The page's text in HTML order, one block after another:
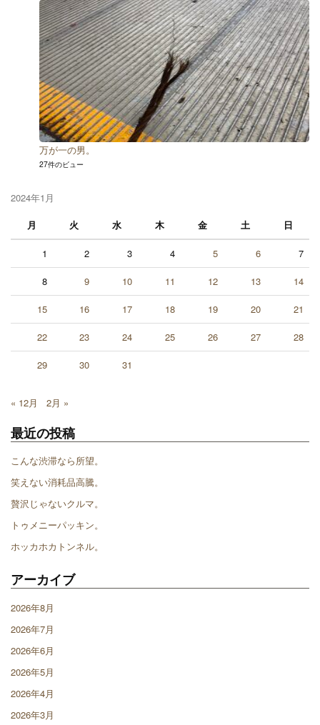
万が一の男。
27件のビュー
2024年1月
月
火 水 木 金 土 日
1 2 3 4 5 6 7
8 9 10 11 12 13 14
15 16 17 18 19 20 21
22 23 24 25 26 27 28
29 30 31
« 12月 2月 »
最近の投稿
こんな渋滞なら所望。
笑えない消耗品高騰。
贅沢じゃないクルマ。
トゥメニーパッキン。
ホッカホカトンネル。
アーカイブ
2026年8月
2026年7月
2026年6月
2026年5月
2026年4月
2026年3月